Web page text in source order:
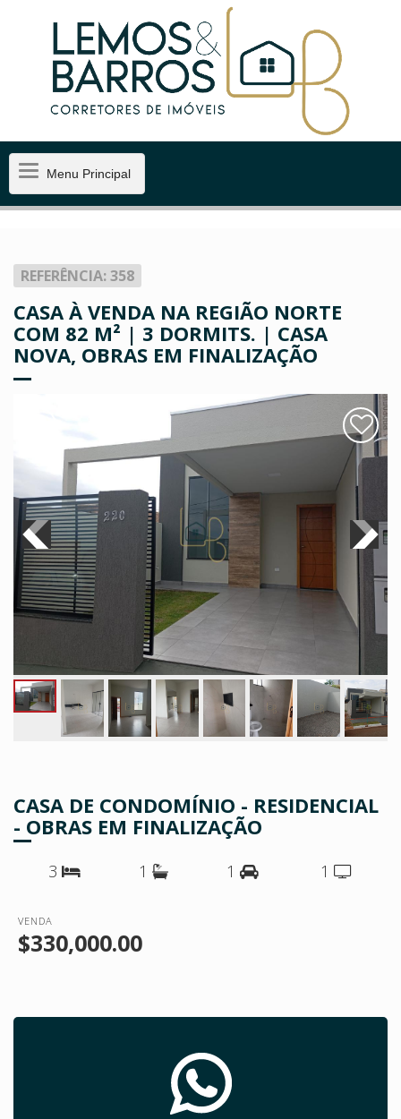
MenuMenu Principal
REFERÊNCIA: 358
CASA À VENDA NA REGIÃO NORTE
COM 82 M² | 3 DORMITS. | CASA
NOVA, OBRAS EM FINALIZAÇÃO
CASA DE CONDOMÍNIO - RESIDENCIAL
- OBRAS EM FINALIZAÇÃO
3 1 1 1
VENDA
$330,000.00